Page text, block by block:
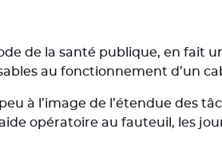
de la santé publique, en
au fonctionnement d’un
à l’image de l’étendue des
opératoire au fauteuil, les